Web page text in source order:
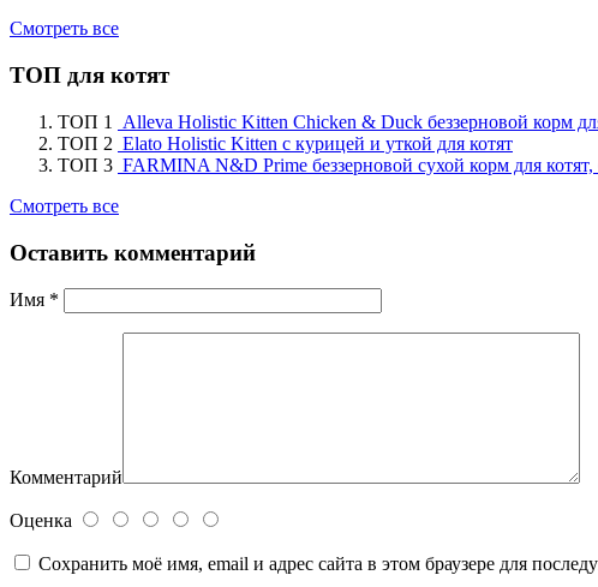
Смотреть все
ТОП для котят
ТОП 1
Alleva Holistic Kitten Chicken & Duck беззерновой корм
ТОП 2 Elato Holistic Kitten с курицей и уткой для котят
ТОП 3 FARMINA N&D Prime беззерновой сухой корм для
Смотреть все
Оставить комментарий
Имя *
Комментарий
Оценка
Сохранить моё имя, email и адрес сайта в этом браузере для